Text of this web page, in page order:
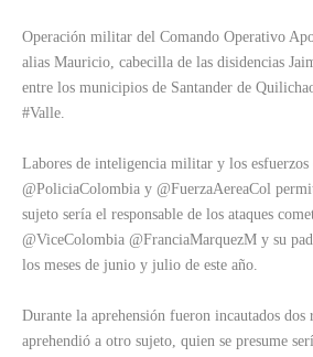
Operación militar del Comando Operativo
alias Mauricio, cabecilla de las disidencias
entre los municipios de Santander de
#Valle.
Labores de inteligencia militar y los esfuerzos
@PoliciaColombia y @FuerzaAereaCol
sujeto sería el responsable de los ataques
@ViceColombia @FranciaMarquezM y su
los meses de junio y julio de este año.
Durante la aprehensión fueron incautados dos
aprehendió a otro sujeto, quien se presume